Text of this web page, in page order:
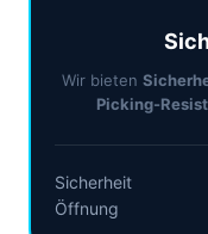
Wir bieten
Picking-
Sicherheit
Öffnung